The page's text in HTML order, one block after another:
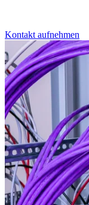
Kontakt aufnehmen